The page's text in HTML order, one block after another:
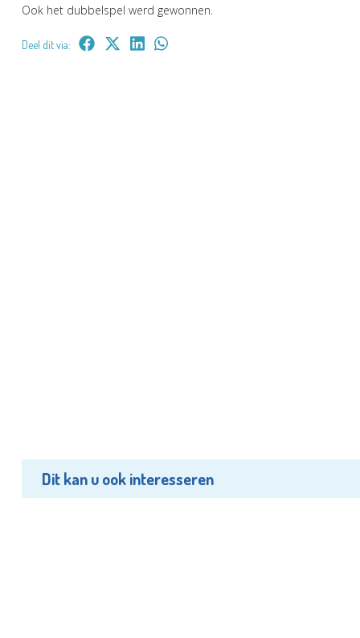
Ook het dubbelspel werd gewonnen.
Deel dit via:
Dit kan u ook interesseren